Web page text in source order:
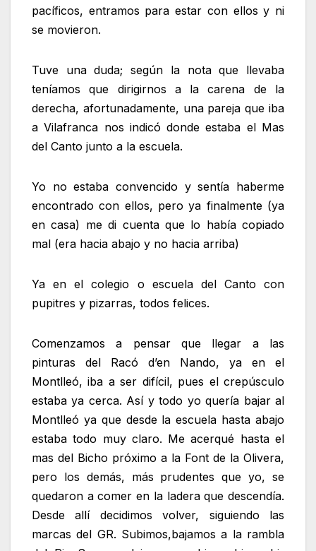
pacíficos, entramos para estar con ellos y ni
se movieron.
Tuve una duda; según la nota que llevaba
teníamos que dirigirnos a la carena de la
derecha, afortunadamente, una pareja que iba
a Vilafranca nos indicó donde estaba el Mas
del Canto junto a la escuela.
Yo no estaba convencido y sentía haberme
encontrado con ellos, pero ya finalmente (ya
en casa) me di cuenta que lo había copiado
mal (era hacia abajo y no hacia arriba)
Ya en el colegio o escuela del Canto con
pupitres y pizarras, todos felices.
Comenzamos a pensar que llegar a las
pinturas del Racó d’en Nando, ya en el
Montlleó, iba a ser difícil, pues el crepúsculo
estaba ya cerca. Así y todo yo quería bajar al
Montlleó ya que desde la escuela hasta abajo
estaba todo muy claro. Me acerqué hasta el
mas del Bicho próximo a la Font de la Olivera,
pero los demás, más prudentes que yo, se
quedaron a comer en la ladera que descendía.
Desde allí decidimos volver, siguiendo las
marcas del GR. Subimos,bajamos a la rambla